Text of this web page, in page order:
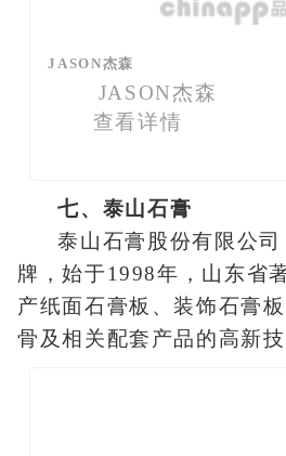
JASON杰森
JASON杰森
查看详情
七、泰山石膏
泰山石膏股份有限公
牌，始于1998年，山东省
产纸面石膏板、装饰石膏
骨及相关配套产品的高新技